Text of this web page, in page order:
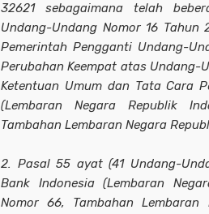
32621 sebagaimana telah
Undang-Undang Nomor 16 Tahun
Pemerintah Pengganti Undang-
Perubahan Keempat atas Undang-
Ketentuan Umum dan Tata Cara
(Lembaran Negara Republik
Tambahan Lembaran Negara
2. Pasal 55 ayat (41 Undang-
Bank Indonesia (Lembaran
Nomor 66, Tambahan Lembaran